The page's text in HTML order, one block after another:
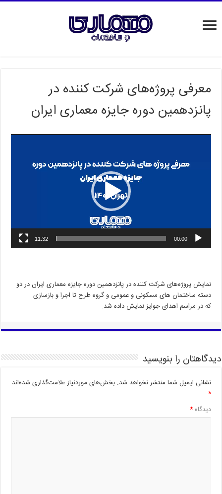
معرفی پروژه‌های شرکت کننده در
پانزدهمین دوره جایزه معماری ایران
00:00
11:32
نمایش پروژه‌های شرکت کننده در پانزدهمین دوره جایزه معماری ایران در دو
دسته ساختمان های مسکونی و عمومی و گروه طرح تا اجرا و بازسازی
که در مراسم اهدای جوایز نمایش داده شد.
دیدگاهتان را بنویسید
نشانی ایمیل شما منتشر نخواهد شد. بخش‌های موردنیاز علامت‌گذاری شده‌اند
*
دیدگاه*